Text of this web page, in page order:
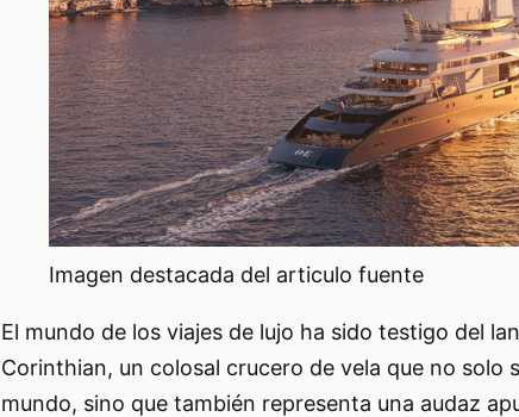
Imagen destacada del articulo fuente
El mundo de los viajes de lujo ha sido testigo del
Corinthian, un colosal crucero de vela que no solo
mundo, sino que también representa una audaz